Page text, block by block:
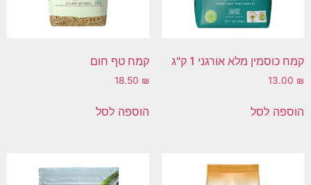
קמח כוסמין מלא אורגני 1 ק"ג
13.00 ₪
הוספה לסל
קמח טף חום
18.50 ₪
הוספה לסל